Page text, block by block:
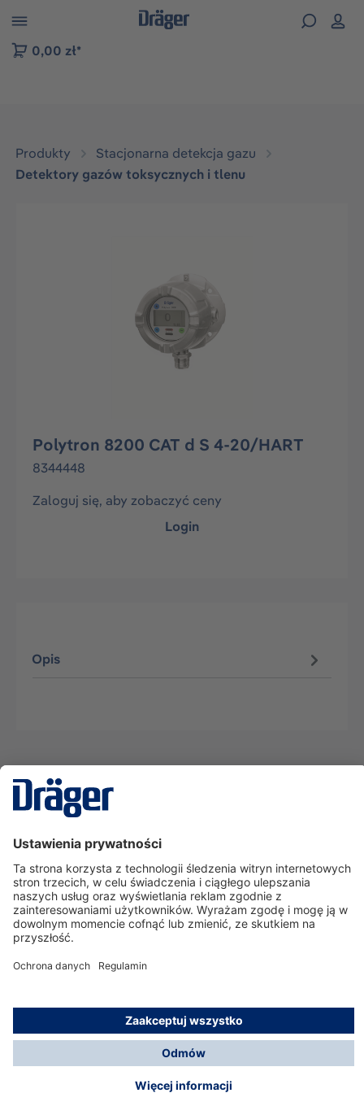
do nawigacji na platformie B2B
0,00 zł*
Produkty
Stacjonarna detekcja gazu
Detektory gazów toksycznych i tlenu
Polytron 8200 CAT d S 4-20/HART
8344448
Zaloguj się, aby zobaczyć ceny
Login
Opis
Serwisowa linia hotline
O nas
Korzystanie ze sklepu
© Dräger Polska Sp. z o.o., 2025
*Wszystkie ceny bez VAT, na warunkach opisanych w